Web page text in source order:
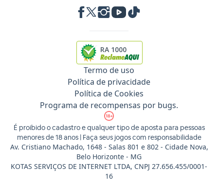
RA 1000
Termo de uso
Política de privacidade
Política de Cookies
Programa de recompensas por bugs.
É proibido o cadastro e qualquer tipo de aposta para pessoas
menores de 18 anos | Faça seus jogos com responsabilidade
Av. Cristiano Machado, 1648 - Salas 801 e 802 - Cidade Nova,
Belo Horizonte - MG
KOTAS SERVIÇOS DE INTERNET LTDA, CNPJ 27.656.455/0001-
16